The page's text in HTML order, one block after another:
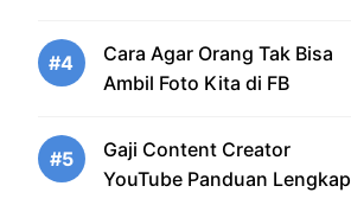
#4
Cara Agar Orang Tak Bisa
Ambil Foto Kita di FB
#5
Gaji Content Creator
YouTube Panduan Lengkap